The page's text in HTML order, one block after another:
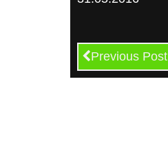
Previous Post